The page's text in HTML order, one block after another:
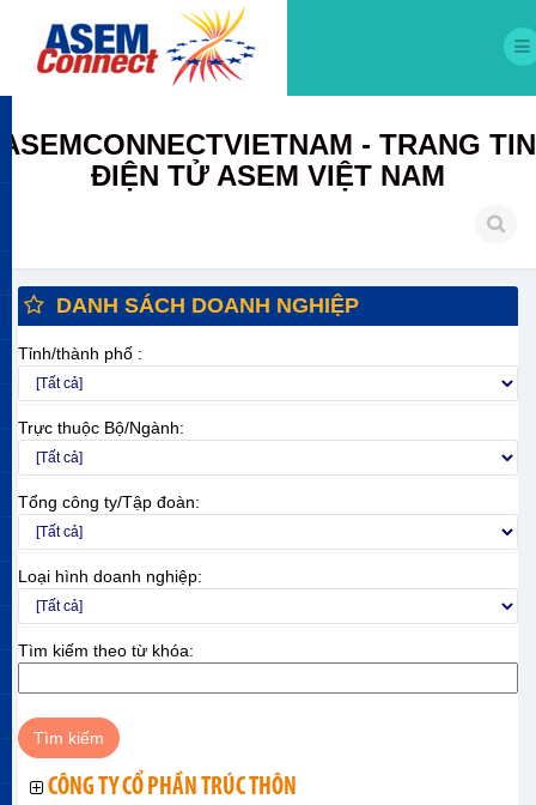
ASEMCONNECTVIETNAM - TRANG TIN
ĐIỆN TỬ ASEM VIỆT NAM
DANH SÁCH DOANH NGHIỆP
Tỉnh/thành phố :
Trực thuộc Bộ/Ngành:
Tổng công ty/Tập đoàn:
Loại hình doanh nghiệp:
Tìm kiếm theo từ khóa:
CÔNG TY CỔ PHẦN TRÚC THÔN